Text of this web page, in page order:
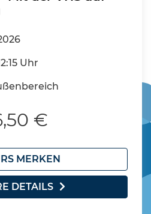
Uhr
€
MERKEN
DETAILS